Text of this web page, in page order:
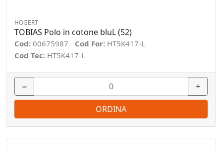
HOGERT
TOBIAS Polo in cotone bluL (52)
Cod: 00675987 Cod For: HT5K417-L
Cod Tec: HT5K417-L
− +
ORDINA